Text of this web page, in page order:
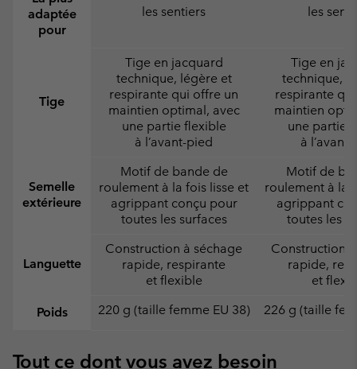
adaptée
pour
les sentiers
les
Tige
Tige en jacquard
technique, légère et
respirante qui offre un
maintien optimal, avec
une partie flexible
à l’avant-pied
Tige en
technique,
respirante
maintien
une partie
à
Semelle
extérieure
Motif de bande de
roulement à la fois lisse et
agrippant conçu pour
toutes les surfaces
Motif de
roulement à la
agrippant
toutes les
Languette
Construction à séchage
rapide, respirante
et flexible
Construction
rapide,
et
Poids 220 g (taille femme EU 38) 226 g (taille
Tout ce dont vous avez besoin